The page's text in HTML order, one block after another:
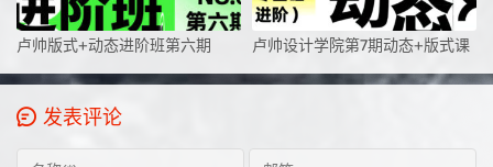
卢帅版式+动态进阶班第六期 卢帅设计学院第7期动态+版式课
发表评论